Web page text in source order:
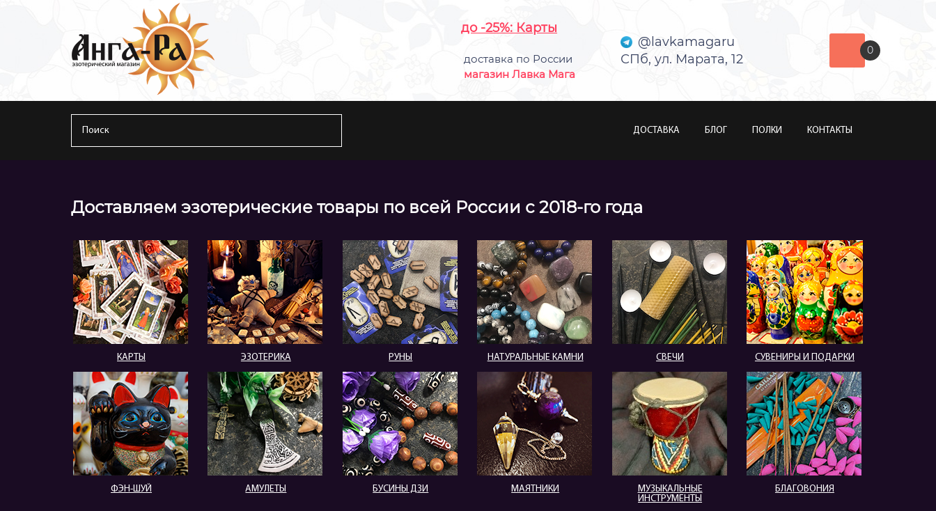
до -25%: Карты
доставка по России
магазин Лавка Мага
@lavkamagaru
СПб, ул. Марата, 12
0
ДОСТАВКА БЛОГ ПОЛКИ КОНТАКТЫ
Доставляем эзотерические товары по всей России с 2018-го года
КАРТЫ ЭЗОТЕРИКА РУНЫ НАТУРАЛЬНЫЕ КАМНИ СВЕЧИ СУВЕНИРЫ И ПОДАРКИ
ФЭН-ШУЙ АМУЛЕТЫ БУСИНЫ ДЗИ МАЯТНИКИ
МУЗЫКАЛЬНЫЕ
ИНСТРУМЕНТЫ
БЛАГОВОНИЯ